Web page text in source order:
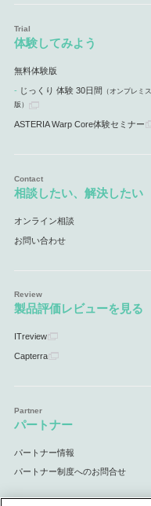
体験してみよう
無料体験版
じっくり 体験 30日間 （オンプレミス
版）
ASTERIA Warp Core体験セミナー
相談したい、解決したい
オンライン相談
お問い合わせ
製品評価レビューを見る
ITreview
Capterra
パートナー
パートナー情報
パートナー制度へのお問合せ